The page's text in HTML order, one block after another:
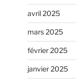
avril 2025
mars 2025
février 2025
janvier 2025